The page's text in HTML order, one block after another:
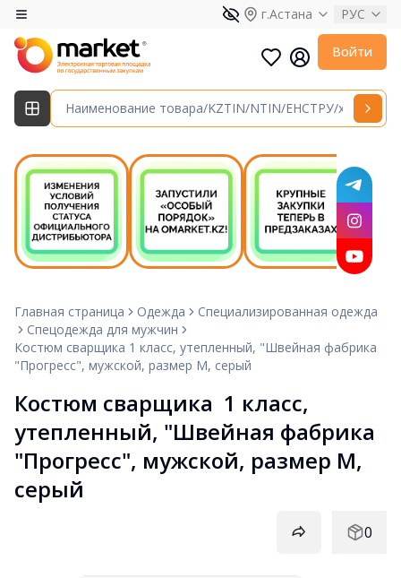
г.Астана РУС
Войти
Главная страница Одежда
Специализированная одежда
Спецодежда для мужчин
Костюм сварщика 1 класс, утепленный, "Швейная фабрика
"Прогресс", мужской, размер М, серый
Костюм сварщика  1 класс,
утепленный, "Швейная фабрика
"Прогресс", мужской, размер М,
серый
0